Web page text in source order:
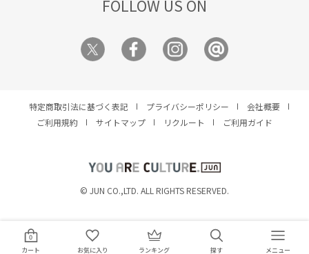
0
カート
お気に入り ランキング
FOLLOW US ON
特定商取引法に基づく表記 プライバシーポリシー
会社概要
ご利用規約
サイトマップ リクルート ご利用ガイド
© JUN CO.,LTD. ALL RIGHTS RESERVED.